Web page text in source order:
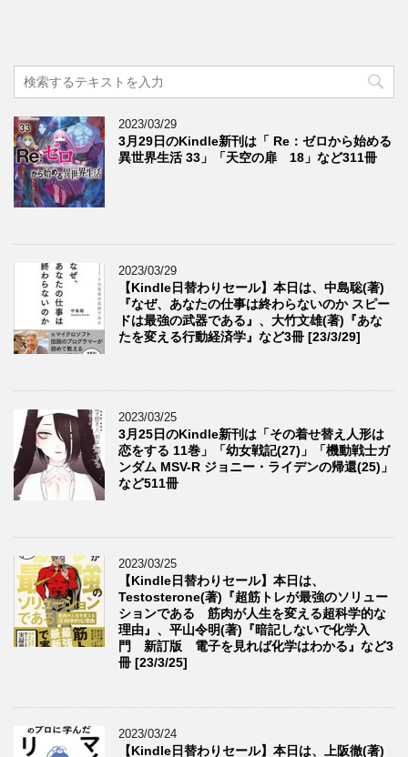
2023/03/29
3月29日のKindle新刊は「 Re：ゼロから始める
異世界生活 33」「天空の扉 18」など311冊
2023/03/29
【Kindle日替わりセール】本日は、中島聡(著)
『なぜ、あなたの仕事は終わらないのか スピー
ドは最強の武器である』、大竹文雄(著)『あな
たを変える行動経済学』など3冊 [23/3/29]
2023/03/25
3月25日のKindle新刊は「その着せ替え人形は
恋をする 11巻」「幼女戦記(27)」「機動戦士ガ
ンダム MSV-R ジョニー・ライデンの帰還(25)」
など511冊
2023/03/25
【Kindle日替わりセール】本日は、
Testosterone(著)『超筋トレが最強のソリュー
ションである 筋肉が人生を変える超科学的な
理由』、平山令明(著)『暗記しないで化学入
門 新訂版 電子を見れば化学はわかる』など3
冊 [23/3/25]
2023/03/24
【Kindle日替わりセール】本日は、上阪徹(著)